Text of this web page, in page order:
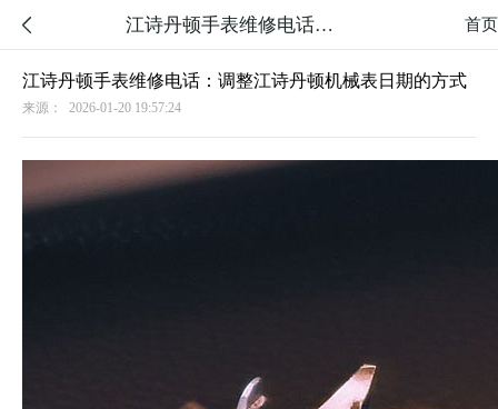
 首页
江诗丹顿手表维修电话：调整江诗丹顿机械表日期的方式
江诗丹顿手表维修电话：调整江诗丹顿机械表日期的方式
来源： 2026-01-20 19:57:24